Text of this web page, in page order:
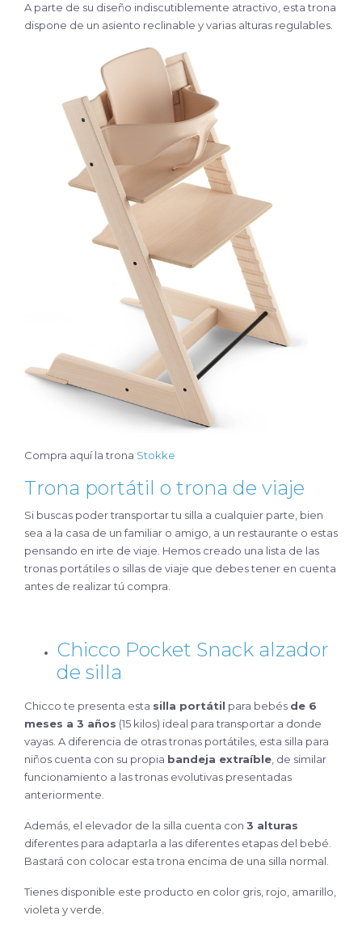
A parte de su diseño indiscutiblemente atractivo, esta trona
dispone de un asiento reclinable y varias alturas regulables.
Compra aquí la trona Stokke
Trona portátil o trona de viaje
Si buscas poder transportar tu silla a cualquier parte, bien
sea a la casa de un familiar o amigo, a un restaurante o estas
pensando en irte de viaje. Hemos creado una lista de las
tronas portátiles o sillas de viaje que debes tener en cuenta
antes de realizar tú compra.
Chicco Pocket Snack alzador
de silla
Chicco te presenta esta silla portátil para bebés de 6
meses a 3 años (15 kilos) ideal para transportar a donde
vayas. A diferencia de otras tronas portátiles, esta silla para
niños cuenta con su propia bandeja extraíble , de similar
funcionamiento a las tronas evolutivas presentadas
anteriormente.
Además, el elevador de la silla cuenta con 3 alturas
diferentes para adaptarla a las diferentes etapas del bebé.
Bastará con colocar esta trona encima de una silla normal.
Tienes disponible este producto en color gris, rojo, amarillo,
violeta y verde.